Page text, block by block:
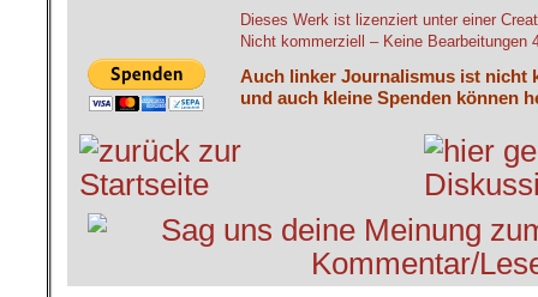
Dieses Werk ist lizenziert unter einer
Nicht kommerziell – Keine Bearbeitungen
Auch linker Journalismus ist nicht
und auch kleine Spenden können